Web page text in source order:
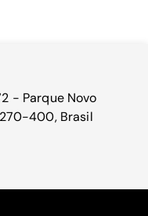
- Parque Novo
400, Brasil